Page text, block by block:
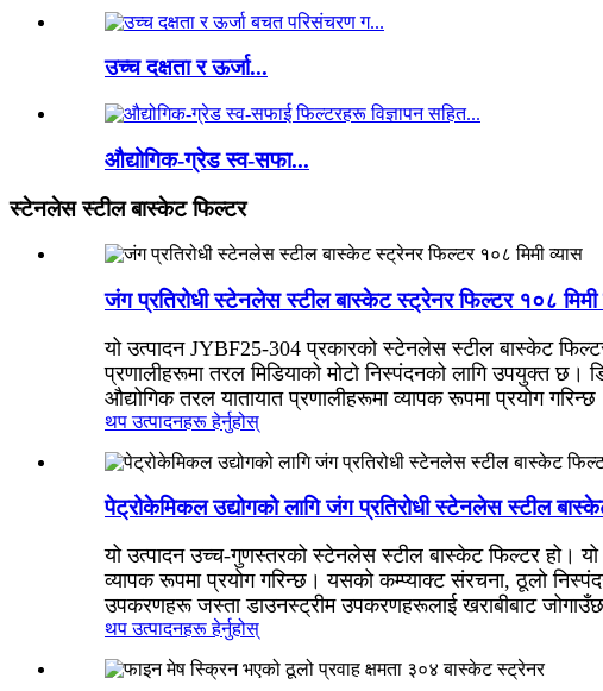
उच्च दक्षता र ऊर्जा...
औद्योगिक-ग्रेड स्व-सफा...
स्टेनलेस स्टील बास्केट फिल्टर
जंग प्रतिरोधी स्टेनलेस स्टील बास्केट स्ट्रेनर फिल्टर १०८ मिमी
यो उत्पादन JYBF25-304 प्रकारको स्टेनलेस स्टील बास्केट
प्रणालीहरूमा तरल मिडियाको मोटो निस्पंदनको लागि उपयुक्त
औद्योगिक तरल यातायात प्रणालीहरूमा व्यापक रूपमा प्रयोग
थप उत्पादनहरू हेर्नुहोस्
पेट्रोकेमिकल उद्योगको लागि जंग प्रतिरोधी स्टेनलेस स्टील
यो उत्पादन उच्च-गुणस्तरको स्टेनलेस स्टील बास्केट फिल्टर हो।
व्यापक रूपमा प्रयोग गरिन्छ। यसको कम्प्याक्ट संरचना, ठूलो
उपकरणहरू जस्ता डाउनस्ट्रीम उपकरणहरूलाई खराबीबाट
थप उत्पादनहरू हेर्नुहोस्